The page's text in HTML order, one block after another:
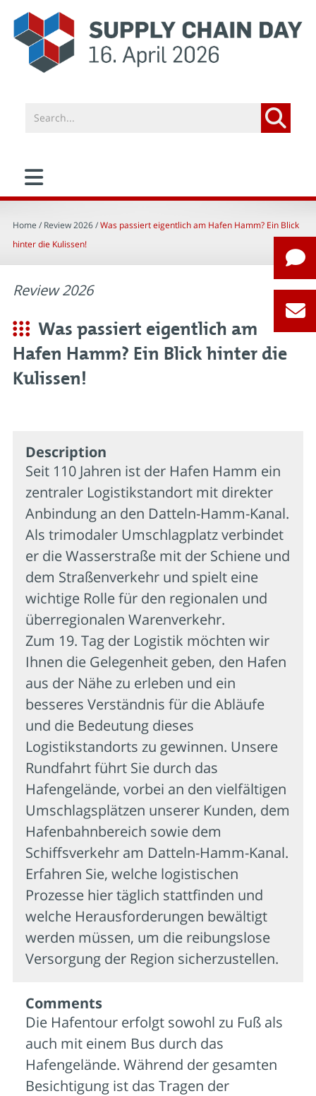
Home / Review 2026 /Was passiert eigentlich am Hafen Hamm? Ein Blick
hinter die Kulissen!
Review 2026
Was passiert eigentlich am
Hafen Hamm? Ein Blick hinter die
Kulissen!
Description
Seit 110 Jahren ist der Hafen Hamm ein
zentraler Logistikstandort mit direkter
Anbindung an den Datteln-Hamm-Kanal.
Als trimodaler Umschlagplatz verbindet
er die Wasserstraße mit der Schiene und
dem Straßenverkehr und spielt eine
wichtige Rolle für den regionalen und
überregionalen Warenverkehr.
Zum 19. Tag der Logistik möchten wir
Ihnen die Gelegenheit geben, den Hafen
aus der Nähe zu erleben und ein
besseres Verständnis für die Abläufe
und die Bedeutung dieses
Logistikstandorts zu gewinnen. Unsere
Rundfahrt führt Sie durch das
Hafengelände, vorbei an den vielfältigen
Umschlagsplätzen unserer Kunden, dem
Hafenbahnbereich sowie dem
Schiffsverkehr am Datteln-Hamm-Kanal.
Erfahren Sie, welche logistischen
Prozesse hier täglich stattfinden und
welche Herausforderungen bewältigt
werden müssen, um die reibungslose
Versorgung der Region sicherzustellen.
Comments
Die Hafentour erfolgt sowohl zu Fuß als
auch mit einem Bus durch das
Hafengelände. Während der gesamten
Besichtigung ist das Tragen der